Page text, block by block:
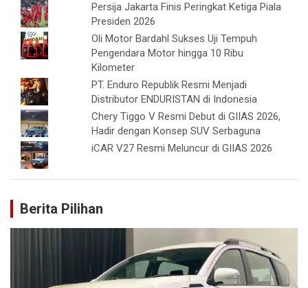
Persija Jakarta Finis Peringkat Ketiga Piala
Presiden 2026
Oli Motor Bardahl Sukses Uji Tempuh
Pengendara Motor hingga 10 Ribu
Kilometer
PT. Enduro Republik Resmi Menjadi
Distributor ENDURISTAN di Indonesia
Chery Tiggo V Resmi Debut di GIIAS 2026,
Hadir dengan Konsep SUV Serbaguna
iCAR V27 Resmi Meluncur di GIIAS 2026
Berita Pilihan